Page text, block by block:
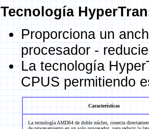
Tecnología
Proporciona un
procesador -
La tecnología
CPUS permitiendo
Características
La tecnología AMD64 de doble núcleo, conecta